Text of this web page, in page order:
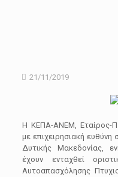
21/11/2019
Η ΚΕΠΑ-ΑΝΕΜ, Εταίρος-
με επιχειρησιακή ευθύνη
Δυτικής Μακεδονίας,
έχουν ενταχθεί
Αυτοαπασχόλησης